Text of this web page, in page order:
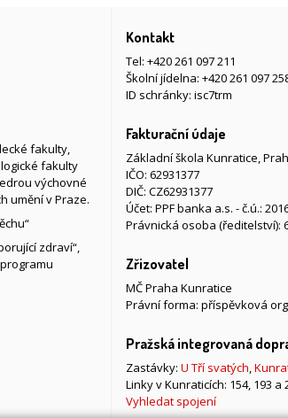
fakulty,
fakulty
výchovné
umění v Praze.
zdraví“,
Kontakt
Tel: +420 261 097 211
Školní jídelna: +420 261 097
ID schránky: isc7trm
Fakturační údaje
Základní škola Kunratice,
IČO: 62931377
DIČ: CZ62931377
Účet: PPF banka a.s. - č.ú.:
Právnická osoba (ředitelství):
Zřizovatel
MČ Praha Kunratice
Právní forma: příspěvková
Pražská integrovaná
Zastávky: U Tří svatých,
Linky v Kunraticích: 154, 193 a
Vyhledat spojení